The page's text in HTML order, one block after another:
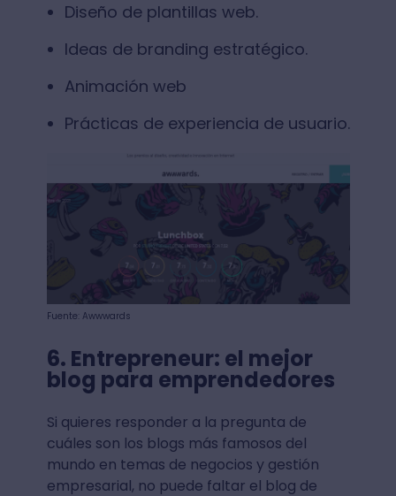
Diseño de plantillas web.
Ideas de branding estratégico.
Animación web
Prácticas de experiencia de usuario.
Fuente: Awwwards
6. Entrepreneur: el mejor
blog para emprendedores
Si quieres responder a la pregunta de
cuáles son los blogs más famosos del
mundo en temas de negocios y gestión
empresarial, no puede faltar el blog de